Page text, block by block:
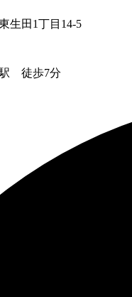
生田1丁目14-5
徒歩7分